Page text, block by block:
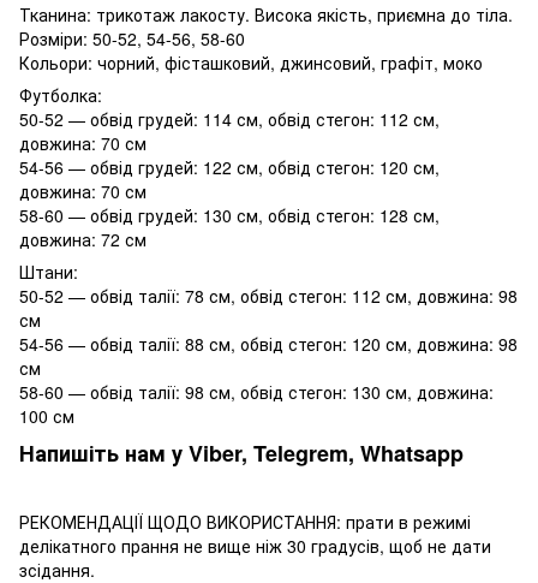
Тканина: трикотаж лакосту. Висока якість, приємна до тіла.
Розміри: 50-52, 54-56, 58-60
Кольори: чорний, фісташковий, джинсовий, графіт, моко
Футболка:
50-52 — обвід грудей: 114 см, обвід стегон: 112 см,
довжина: 70 см
54-56 — обвід грудей: 122 см, обвід стегон: 120 см,
довжина: 70 см
58-60 — обвід грудей: 130 см, обвід стегон: 128 см,
довжина: 72 см
Штани:
50-52 — обвід талії: 78 см, обвід стегон: 112 см, довжина: 98
см
54-56 — обвід талії: 88 см, обвід стегон: 120 см, довжина: 98
см
58-60 — обвід талії: 98 см, обвід стегон: 130 см, довжина:
100 см
Напишіть нам у Viber, Telegrem, Whatsapp
РЕКОМЕНДАЦІЇ ЩОДО ВИКОРИСТАННЯ: прати в режимі
делікатного прання не вище ніж 30 градусів, щоб не дати
зсідання.